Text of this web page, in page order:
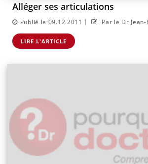
Alléger ses articulations
Publié le 09.12.2011 | Par le Dr
LIRE L'ARTICLE